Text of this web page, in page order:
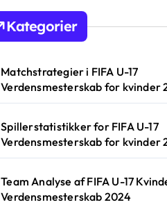
Kategorier
Matchstrategier i FIFA U-17
Verdensmesterskab for kvinder
Spillerstatistikker for FIFA U-17
Verdensmesterskab for kvinder
Team Analyse af FIFA U-17
Verdensmesterskab 2024